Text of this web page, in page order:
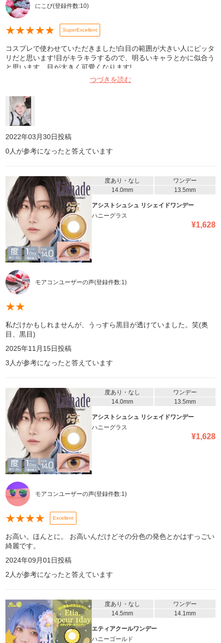
にこぴ(登録件数:10)
★★★★★ SuperExcellent
コスプレで使わせていただきました!白目の範囲が大きい人にピッタ
リだと思います!目がキラキラするので、明るいキャラとかに似合う
と思います。目が大きく可愛くなります!
つづきを読む
2022年03月30日投稿
0人が参考になったと答えています
度あり・なし
ワンデー
14.0mm
13.5mm
アシストシュシュ リシェイドワンデー
ハニーグラス
¥1,628
モアコンユーザーの声(登録件数:1)
★★
私だけかもしれませんが、うっすら黒目が透けていました。笑(奥
目、黒目)
2025年11月15日投稿
3 人が参考になったと答えています
度あり・なし
ワンデー
14.0mm
13.5mm
アシストシュシュ リシェイドワンデー
ハニーグラス
¥1,628
モアコンユーザーの声(登録件数:1)
★★★★ Excellent
お高い。ほんとに。 お高いんだけどその分色の発色とかはすっごい
綺麗です。
2024年09月01日投稿
2 人が参考になったと答えています
度あり・なし
ワンデー
14.5mm
14.1mm
エティアクールワンデー
ハニーゴールド